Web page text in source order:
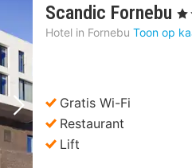
Volgende foto
Scandic Fornebu 1
, 4
Hotel in Fornebu Toon op
Gratis Wi-Fi
Restaurant
Lift